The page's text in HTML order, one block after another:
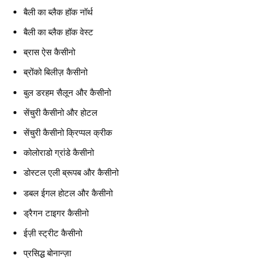
बैली का ब्लैक हॉक नॉर्थ
बैली का ब्लैक हॉक वेस्ट
ब्रास ऐस कैसीनो
ब्रोंको बिलीज़ कैसीनो
बुल डरहम सैलून और कैसीनो
सेंचुरी कैसीनो और होटल
सेंचुरी कैसीनो क्रिप्पल क्रीक
कोलोराडो ग्रांडे कैसीनो
डोस्टल एली ब्रूपब और कैसीनो
डबल ईगल होटल और कैसीनो
ड्रैगन टाइगर कैसीनो
ईज़ी स्ट्रीट कैसीनो
प्रसिद्ध बोनान्ज़ा